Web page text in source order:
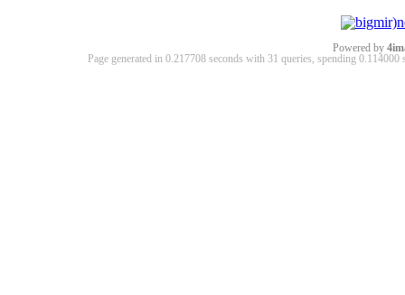
Powered by
Page generated in 0.217708 seconds with 31 queries, spending